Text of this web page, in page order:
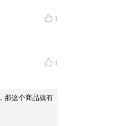
1
1
那这个商品就有